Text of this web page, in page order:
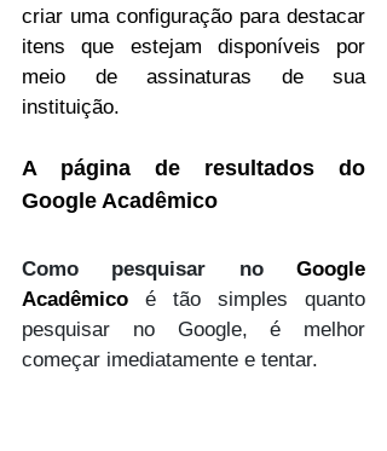
criar uma configuração para destacar
itens que estejam disponíveis por
meio de assinaturas de sua
instituição.
A página de resultados do
Google Acadêmico
Como pesquisar no Google
Acadêmico é tão simples quanto
pesquisar no Google, é melhor
começar imediatamente e tentar.